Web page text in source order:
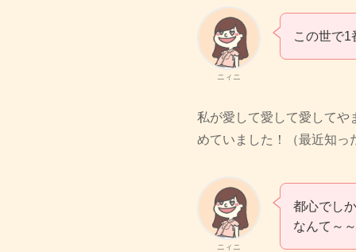
ニィニ
この世で1
私が愛して愛して愛してや
めていました！（最近知っ
ニィニ
都心でし
なんて～